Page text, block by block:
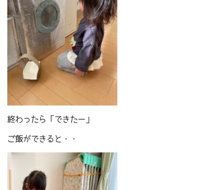
終わったら「できたー」
ご飯ができると・・